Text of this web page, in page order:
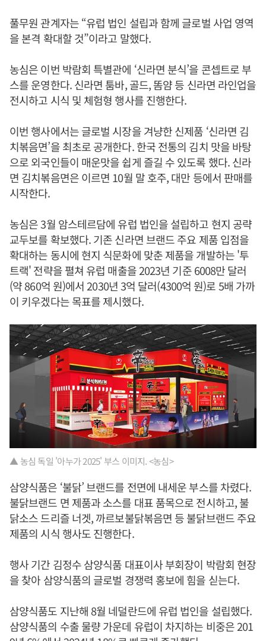
풀무원 관계자는 “유럽 법인 설립과 함께 글로벌 사업 영역
을 본격 확대할 것”이라고 말했다.
농심은 이번 박람회 특별관에 ‘신라면 분식’을 콘셉트로 부
스를 운영한다. 신라면 툼바, 골드, 똠얌 등 신라면 라인업을
전시하고 시식 및 체험형 행사를 진행한다.
이번 행사에서는 글로벌 시장을 겨냥한 신제품 ‘신라면 김
치볶음면’을 최초로 공개한다. 한국 전통의 김치 맛을 바탕
으로 외국인들이 매운맛을 쉽게 즐길 수 있도록 했다. 신라
면 김치볶음면은 이르면 10월 말 호주, 대만 등에서 판매를
시작한다.
농심은 3월 암스테르담에 유럽 법인을 설립하고 현지 공략
교두보를 확보했다. 기존 신라면 브랜드 주요 제품 입점을
확대하는 동시에 현지 식문화에 맞춘 제품을 개발하는 '투
트랙' 전략을 펼쳐 유럽 매출을 2023년 기준 6008만 달러
(약 860억 원)에서 2030년 3억 달러(4300억 원)로 5배 가까
이 키우겠다는 목표를 제시했다.
▲ 농심 독일 '아누가 2025' 부스 이미지. <농심>
삼양식품은 ‘불닭’ 브랜드를 전면에 내세운 부스를 차렸다.
불닭브랜드 면 제품과 소스를 대표 품목으로 전시하고, 불
닭소스 드리즐 너겟, 까르보불닭볶음면 등 불닭브랜드 주요
제품의 시식 행사도 진행한다.
행사 기간 김정수 삼양식품 대표이사 부회장이 박람회 현장
을 찾아 삼양식품의 글로벌 경쟁력 홍보에 힘을 싣는다.
삼양식품도 지난해 8월 네덜란드에 유럽 법인을 설립했다.
삼양식품의 수출 물량 가운데 유럽이 차지하는 비중은 201